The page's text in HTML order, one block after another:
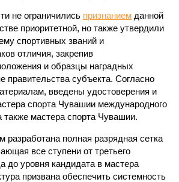
не ограничились признанием данной
приоритетной, но также утвердили
спортивных званий и
отличия, закрепив
и образцы наградных
правительства субъекта. Согласно
введены удостоверения и
спорта Чувашии международного
также мастера спорта Чувашии.
разработана полная разрядная сетка
все ступени от третьего
до уровня кандидата в мастера
призвана обеспечить системность